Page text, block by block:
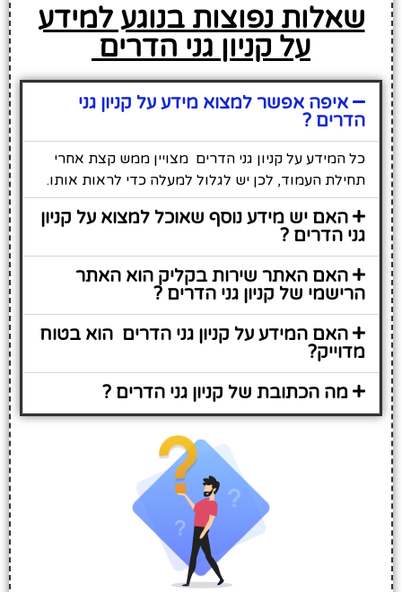
שאלות נפוצות בנוגע למידע
על קניון גני הדרים
איפה אפשר למצוא מידע על קניון גני
הדרים ?
כל המידע על קניון גני הדרים מצויין ממש קצת אחרי
תחילת העמוד, לכן יש לגלול למעלה כדי לראות אותו.
האם יש מידע נוסף שאוכל למצוא על קניון
גני הדרים ?
האם האתר שירות בקליק הוא האתר
הרישמי של קניון גני הדרים ?
האם המידע על קניון גני הדרים הוא בטוח
מדוייק?
מה הכתובת של קניון גני הדרים ?